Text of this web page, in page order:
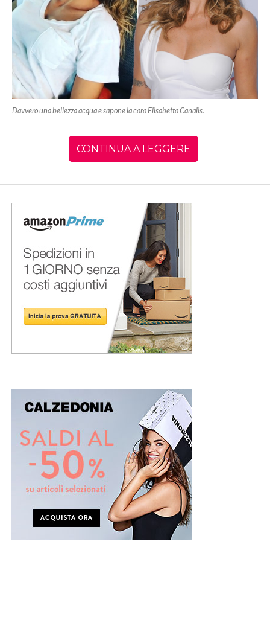
Davvero una bellezza acqua e sapone la cara Elisabetta Canalis.
CONTINUA A LEGGERE